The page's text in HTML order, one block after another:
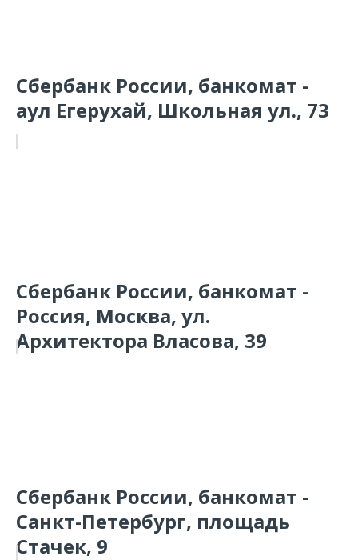
Сбербанк России, банкомат -
аул Егерухай, Школьная ул., 73
Сбербанк России, банкомат -
Россия, Москва, ул.
Архитектора Власова, 39
Сбербанк России, банкомат -
Санкт-Петербург, площадь
Стачек, 9